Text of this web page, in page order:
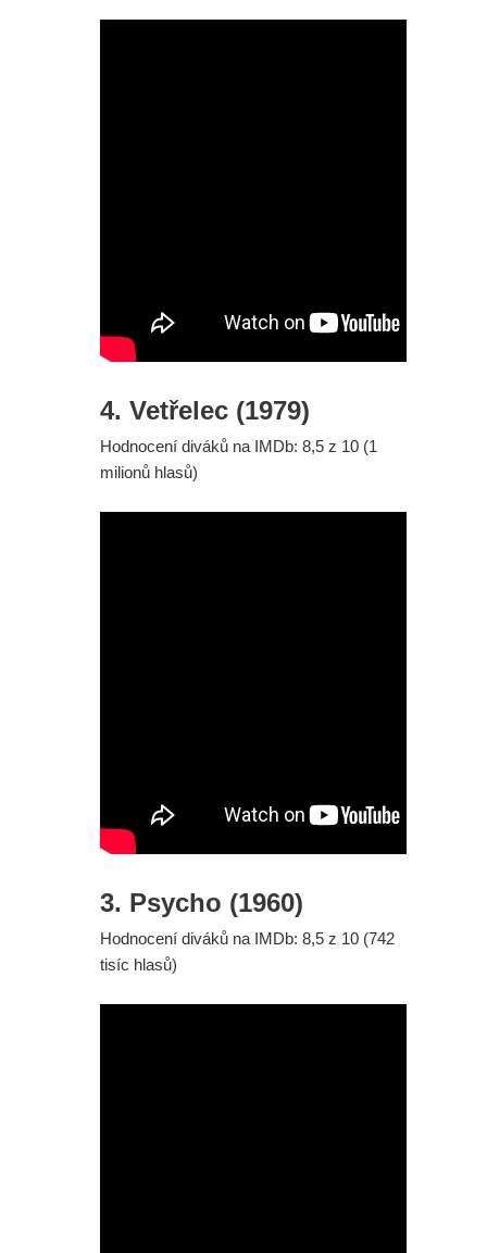
4. Vetřelec (1979)
Hodnocení diváků na IMDb: 8,5 z 10 (1
milionů hlasů)
3. Psycho (1960)
Hodnocení diváků na IMDb: 8,5 z 10 (742
tisíc hlasů)